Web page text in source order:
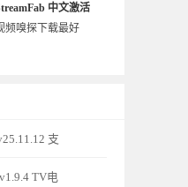
中文激活
频嗅探下载最好
支
TV电